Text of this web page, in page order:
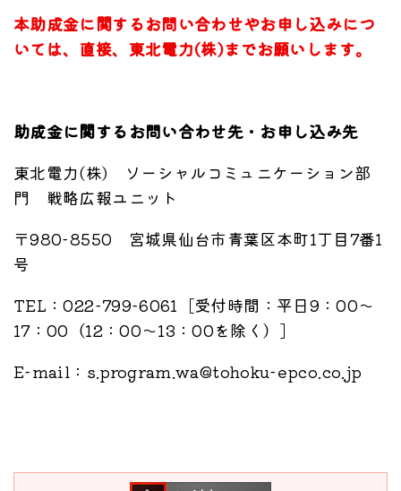
本助成金に関するお問い合わせやお申し込みにつ
いては、直接、東北電力(株)までお願いします。
助成金に関するお問い合わせ先・お申し込み先
東北電力(株) ソーシャルコミュニケーション部
門 戦略広報ユニット
〒980-8550 宮城県仙台市青葉区本町1丁目7番1
号
TEL：022-799-6061［受付時間：平日9：00～
17：00（12：00～13：00を除く）］
E-mail：s.program.wa@tohoku-epco.co.jp